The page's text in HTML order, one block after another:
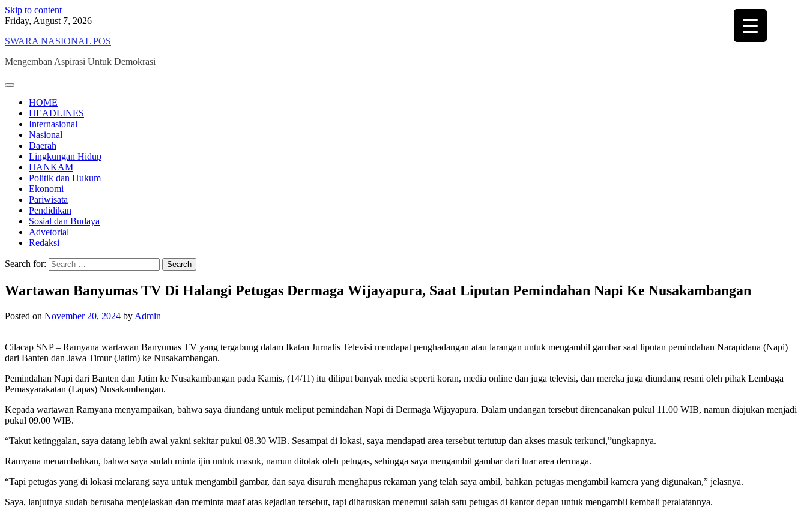
Skip to content
Friday, August 7, 2026
SWARA NASIONAL POS
Mengemban Aspirasi Untuk Demokrasi
HOME
HEADLINES
Internasional
Nasional
Daerah
Lingkungan Hidup
HANKAM
Politik dan Hukum
Ekonomi
Pariwisata
Pendidikan
Sosial dan Budaya
Advetorial
Redaksi
Search for:
Wartawan Banyumas TV Di Halangi Petugas Dermaga Wijayapura, Saat Liputan Pemindahan Napi Ke Nusakambangan
Posted on November 20, 2024 by Admin
Cilacap SNP – Ramyana wartawan Banyumas TV yang tergabung dalam Ikatan Jurnalis Televisi mendapat penghadangan atau larangan untuk mengambil gambar saat liputan pemindahan Narapidana (Napi)
dari Banten dan Jawa Timur (Jatim) ke Nusakambangan.
Pemindahan Napi dari Banten dan Jatim ke Nusakambangan pada Kamis, (14/11) itu diliput banyak media seperti koran, media online dan juga televisi, dan mereka juga diundang resmi oleh pihak Lembaga
Pemasyarakatan (Lapas) Nusakambangan.
Kepada wartawan Ramyana menyampaikan, bahwa saya diundang untuk meliput pemindahan Napi di Dermaga Wijayapura. Dalam undangan tersebut direncanakan pukul 11.00 WIB, namun diajukan menjadi
pukul 09.00 WIB.
“Takut ketinggalan, saya datang lebih awal yakni sekitar pukul 08.30 WIB. Sesampai di lokasi, saya mendapati area tersebut tertutup dan akses masuk terkunci,”ungkapnya.
Ramyana menambahkan, bahwa saya sudah minta ijin untuk masuk, namun ditolak oleh petugas, sehingga saya mengambil gambar dari luar area dermaga.
“Tapi petugas yang di lokasi melarang saya untuk mengambil gambar, dan saya disuruh menghapus rekaman yang telah saya ambil, bahkan petugas mengambil kamera yang digunakan,” jelasnya.
Saya, lanjutnya sudah berusaha menjelaskan dan meminta maaf atas kejadian tersebut, tapi diharuskan menemui salah satu petugas di kantor depan untuk mengambil kembali peralatannya.